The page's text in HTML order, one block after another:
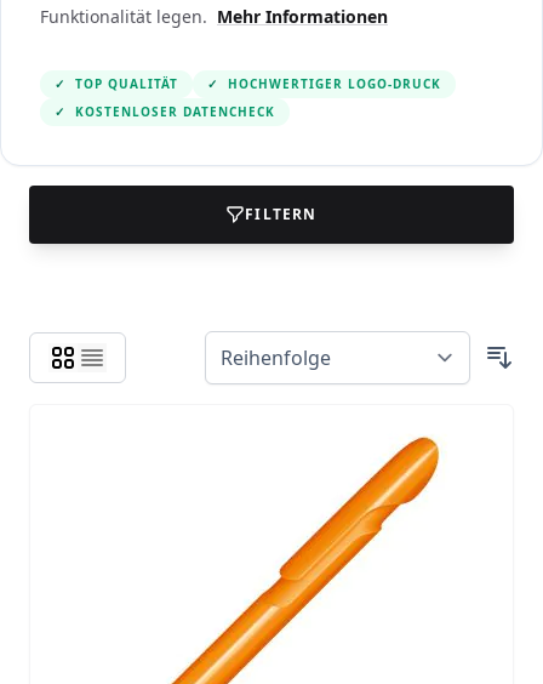
Funktionalität legen. Mehr Informationen
✓ TOP QUALITÄT ✓
HOCHWERTIGER LOGO-DRUCK
✓
KOSTENLOSER DATENCHECK
FILTERN